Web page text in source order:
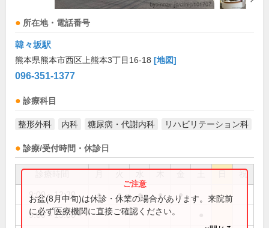
所在地・電話番号
韓々坂駅
熊本県熊本市西区上熊本3丁目16-18 [地図]
096-351-1377
診療科目
整形外科 内科 糖尿病・代謝内科 リハビリテーション科
診療/受付時間・休診日
祝
9:00～12:30 ● ● ● ● ●
9:00～13:00
お盆(8月中旬)は休診・休業の場合があります。来院前
に必ず医療機関に直接ご確認ください。